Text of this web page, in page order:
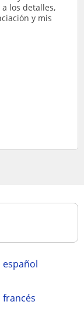
los detalles,
y mis
español
francés